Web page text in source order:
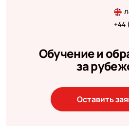
+44
Обучение и
за
Оставить